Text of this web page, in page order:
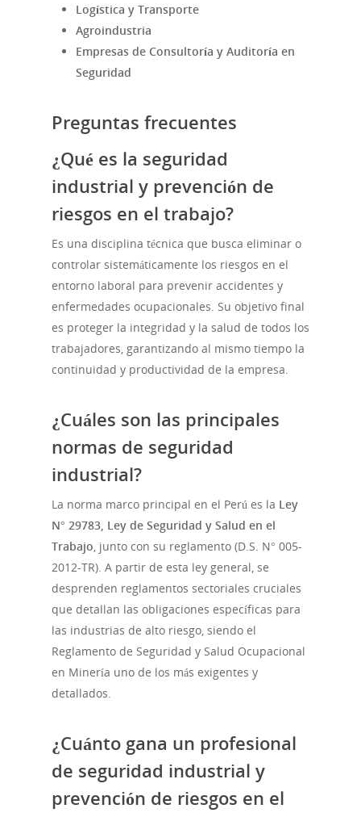
Logística y Transporte
Agroindustria
Empresas de Consultoría y Auditoría en
Seguridad
Preguntas frecuentes
¿Qué es la seguridad
industrial y prevención de
riesgos en el trabajo?
Es una disciplina técnica que busca eliminar o
controlar sistemáticamente los riesgos en el
entorno laboral para prevenir accidentes y
enfermedades ocupacionales. Su objetivo final
es proteger la integridad y la salud de todos los
trabajadores, garantizando al mismo tiempo la
continuidad y productividad de la empresa.
¿Cuáles son las principales
normas de seguridad
industrial?
La norma marco principal en el Perú es la Ley
N° 29783, Ley de Seguridad y Salud en el
Trabajo, junto con su reglamento (D.S. N° 005-
2012-TR). A partir de esta ley general, se
desprenden reglamentos sectoriales cruciales
que detallan las obligaciones específicas para
las industrias de alto riesgo, siendo el
Reglamento de Seguridad y Salud Ocupacional
en Minería uno de los más exigentes y
detallados.
¿Cuánto gana un profesional
de seguridad industrial y
prevención de riesgos en el